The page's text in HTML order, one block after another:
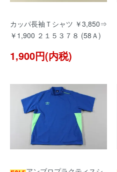
カッパ長袖Ｔシャツ ￥3,850⇒
￥1,900 ２１５３７８ (58Ａ)
1,900円(内税)